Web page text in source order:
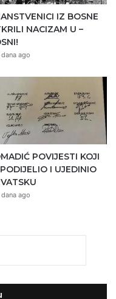
IZ BOSNE
NACIZAM U –
dana ago
POVIJESTI KOJI
I UJEDINIO
ago